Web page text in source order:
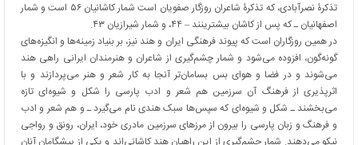
تذکرۀ نصرآبادی، که تذکرۀ شاعران روزگار صفویان است شمار کاشانیان ۵۶ است و شمار
اصفهانیان ـ که پس از کاشان بیشترینند – ۴۴، و شمار شیرازیان ۴۳.
در همین روزگاران است که پیوند فرهنگی ایران و هند نیز، بر بنیاد زمینه‌ها و انگیزه‌های
گونه‌گون، افزوده می‌شود و شمار چشم‌گیری از شاعران و هنرمندان ایرانی راهی هند
می‌شوند و در فضا و هوای بس بسامان‌تر آنجا به کار شعر و هنر می‌پردازند و با
اثرپذیری از فرهنگ آن سرزمین هم شعر و ادب پارسی را شکل و شیوه‌ای تازه
می‌بخشند ـ شکل و شیوه‌ای که سپس‌ها سبک هندی نام می‌گیرد ـ و هم شعر و ادب
و فرهنگ و زبان پارسی را بیرون از مرزهای سرزمین مادری خود، ایران، رونق و رواجی
نیکو می‌دهند. شمار چشم‌گیری از این راهیان هند کاشانی‌اند و یکی از پیشگامان آنان